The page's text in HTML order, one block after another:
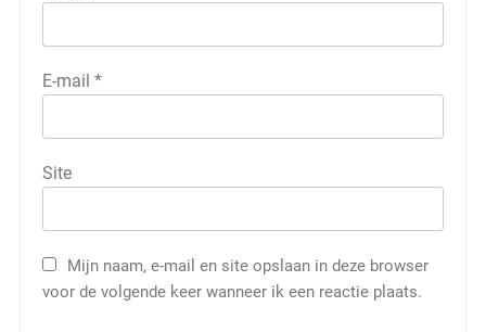
E-mail *
Site
Mijn naam, e-mail en site opslaan in deze browser
voor de volgende keer wanneer ik een reactie plaats.